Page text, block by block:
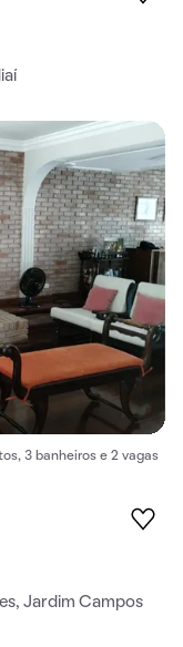
3 banheiros e 2 vagas
Jardim Campos